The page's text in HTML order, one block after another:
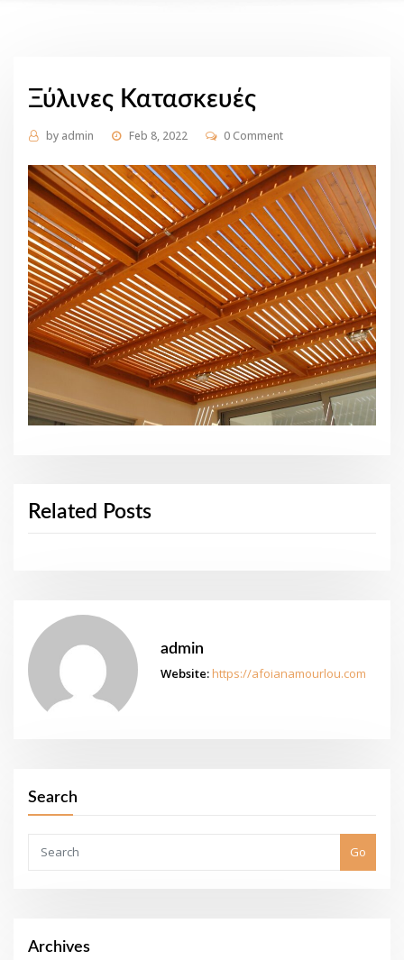
Ξύλινες Κατασκευές
by admin Feb 8, 2022 0 Comment
Related Posts
admin
Website: https://afoianamourlou.com
Search
Go
Archives